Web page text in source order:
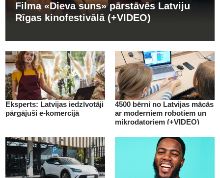
Filma «Dieva suns» pārstāvēs Latviju
Rīgas kinofestivālā (+VIDEO)
Eksperts: Latvijas iedzīvotāji
pārgājuši e-komercijā
4500 bērni no Latvijas mācās
ar moderniem robotiem un
mikrodatoriem (+VIDEO)